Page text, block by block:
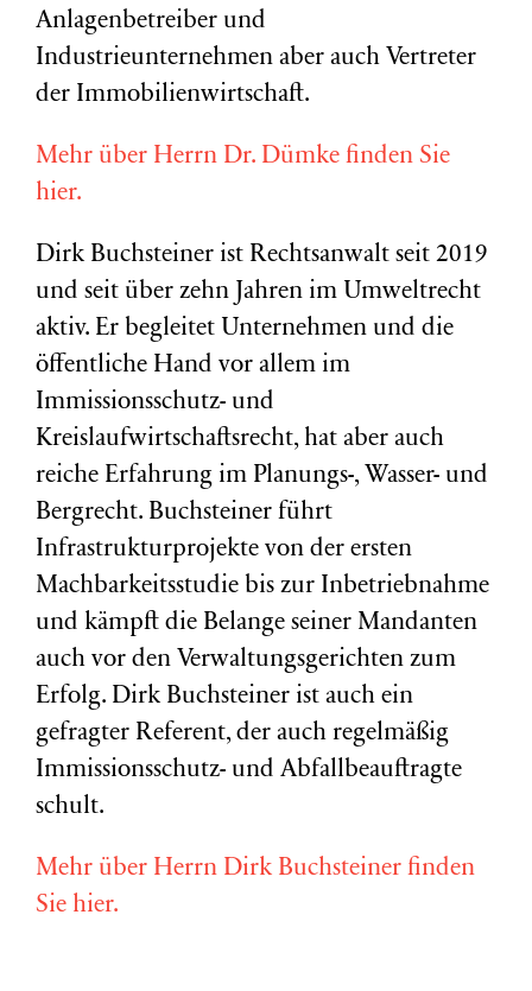
Anlagenbetreiber und
Industrieunternehmen aber auch Vertreter
der Immobilienwirtschaft.
Mehr über Herrn Dr. Dümke finden Sie
hier.
Dirk Buchsteiner ist Rechtsanwalt seit 2019
und seit über zehn Jahren im Umweltrecht
aktiv. Er begleitet Unternehmen und die
öffentliche Hand vor allem im
Immissionsschutz- und
Kreislaufwirtschaftsrecht, hat aber auch
reiche Erfahrung im Planungs-, Wasser- und
Bergrecht. Buchsteiner führt
Infrastrukturprojekte von der ersten
Machbarkeitsstudie bis zur Inbetriebnahme
und kämpft die Belange seiner Mandanten
auch vor den Verwaltungsgerichten zum
Erfolg. Dirk Buchsteiner ist auch ein
gefragter Referent, der auch regelmäßig
Immissionsschutz- und Abfallbeauftragte
schult.
Mehr über Herrn Dirk Buchsteiner finden
Sie hier.